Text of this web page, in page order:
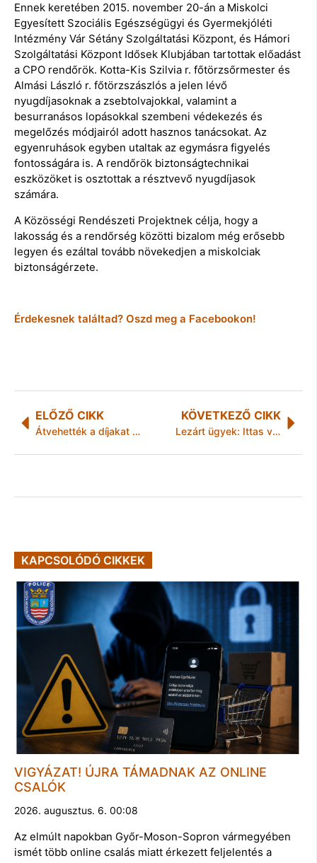
Ennek keretében 2015. november 20-án a Miskolci
Egyesített Szociális Egészségügyi és Gyermekjóléti
Intézmény Vár Sétány Szolgáltatási Központ, és Hámori
Szolgáltatási Központ Idősek Klubjában tartottak előadást
a CPO rendőrök. Kotta-Kis Szilvia r. főtörzsőrmester és
Almási László r. főtörzszászlós a jelen lévő
nyugdíjasoknak a zsebtolvajokkal, valamint a
besurranásos lopásokkal szembeni védekezés és
megelőzés módjairól adott hasznos tanácsokat. Az
egyenruhások egyben utaltak az egymásra figyelés
fontosságára is. A rendőrök biztonságtechnikai
eszközöket is osztottak a résztvevő nyugdíjasok
számára.
A Közösségi Rendészeti Projektnek célja, hogy a
lakosság és a rendőrség közötti bizalom még erősebb
legyen és ezáltal tovább növekedjen a miskolciak
biztonságérzete.
Érdekesnek találtad? Oszd meg a Facebookon!
ELŐZŐ CIKK
Átvehették a díjakat a Miskolci Nemzeti Színház futócsapatai
KÖVETKEZŐ CIKK
Lezárt ügyek: Ittas volt a kamionos
KAPCSOLÓDÓ CIKKEK
VIGYÁZAT! ÚJRA TÁMADNAK AZ ONLINE
CSALÓK
2026. augusztus. 6. 00:08
Az elmúlt napokban Győr-Moson-Sopron vármegyében
ismét több online csalás miatt érkezett feljelentés a